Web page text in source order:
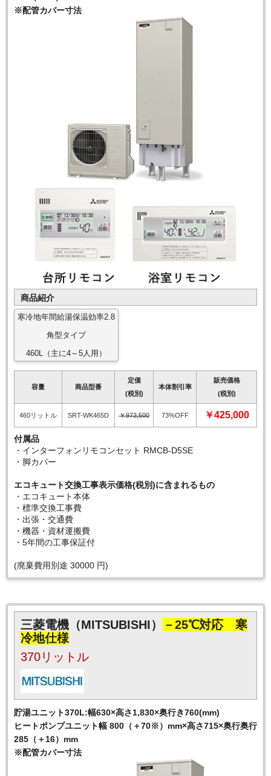
※配管カバー寸法
商品紹介
寒冷地年間給湯保温効率2.8
角型タイプ
460L（主に4～5人用）
容量 商品型番
定価
(税別)
本体割引率
販売価格
(税別)
460リットル SRT-WK465D ￥973,500 73%OFF ￥425,000
付属品
・インターフォンリモコンセット RMCB-D5SE
・脚カバー
エコキュート交換工事表示価格(税別)に含まれるもの
・エコキュート本体
・標準交換工事費
・出張・交通費
・機器・資材運搬費
・5年間の工事保証付
(廃棄費用別途 30000 円)
三菱電機（MITSUBISHI）
－25℃対応 寒
冷地仕様
370リットル
貯湯ユニット370L:幅630×高さ1,830×奥行き760(mm)
ヒートポンプユニット幅 800（＋70※）mm×高さ715×奥行奥行
285（＋16）mm
※配管カバー寸法